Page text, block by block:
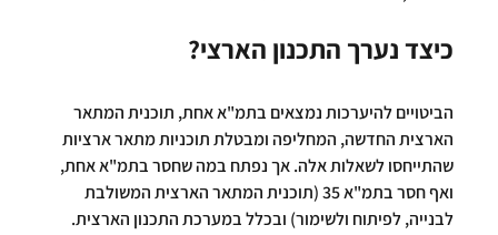
כיצד נערך התכנון הארצי?
הביטויים להיערכות נמצאים בתמ"א אחת, תוכנית המתאר
הארצית החדשה, המחליפה ומבטלת תוכניות מתאר ארציות
שהתייחסו לשאלות אלה. אך נפתח במה שחסר בתמ"א אחת,
ואף חסר בתמ"א 35 (תוכנית המתאר הארצית המשולבת
לבנייה, לפיתוח ולשימור) ובכלל במערכת התכנון הארצית.